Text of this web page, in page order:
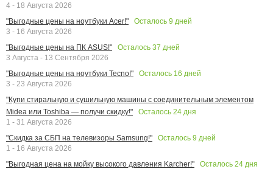
4 - 18 Августа 2026
"Выгодные цены на ноутбуки Acer!"
Осталось 9 дней
3 - 16 Августа 2026
"Выгодные цены на ПК ASUS!"
Осталось 37 дней
3 Августа - 13 Сентября 2026
"Выгодные цены на ноутбуки Tecno!"
Осталось 16 дней
3 - 23 Августа 2026
"Купи стиральную и сушильную машины с соединительным элементом
Midea или Toshiba — получи скидку!"
Осталось 24 дня
1 - 31 Августа 2026
"Скидка за СБП на телевизоры Samsung!"
Осталось 9 дней
1 - 16 Августа 2026
"Выгодная цена на мойку высокого давления Karcher!"
Осталось 24 дня